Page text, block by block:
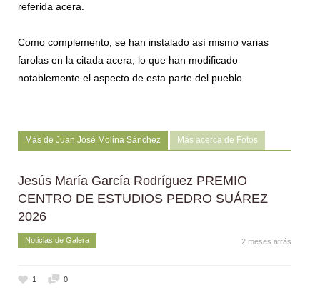
referida acera.
Como complemento, se han instalado así mismo varias
farolas en la citada acera, lo que han modificado
notablemente el aspecto de esta parte del pueblo.
Más de Juan José Molina Sánchez Más acerca de Fotos
Jesús María García Rodríguez PREMIO
CENTRO DE ESTUDIOS PEDRO SUÁREZ
2026
Noticias de Galera 2 meses atrás
1 0